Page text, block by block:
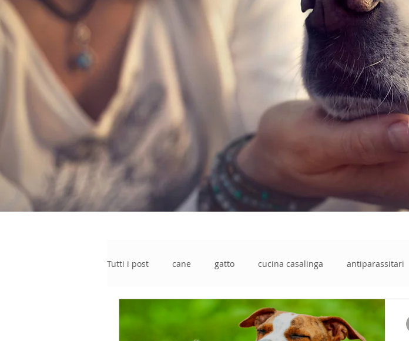
Tutti i post cane gatto cucina casalinga antiparassitari
naturale barf semi di psillio